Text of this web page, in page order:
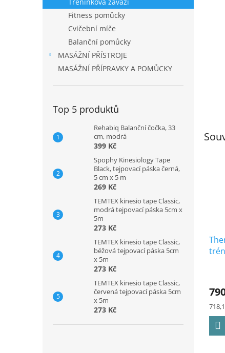
e
Fitness pomůcky
Cvičební míče
Balanční pomůcky
MASÁŽNÍ PŘÍSTROJE
MASÁŽNÍ PŘÍPRAVKY A POMŮCKY
Top 5 produktů
Rehabiq Balanční čočka, 33
cm, modrá
399 Kč
Spophy Kinesiology Tape
Black, tejpovací páska černá,
5 cm x 5 m
269 Kč
TEMTEX kinesio tape Classic,
modrá tejpovací páska 5cm x
5m
273 Kč
TEMTEX kinesio tape Classic,
béžová tejpovací páska 5cm
x 5m
273 Kč
TEMTEX kinesio tape Classic,
červená tejpovací páska 5cm
x 5m
273 Kč
je
cena: